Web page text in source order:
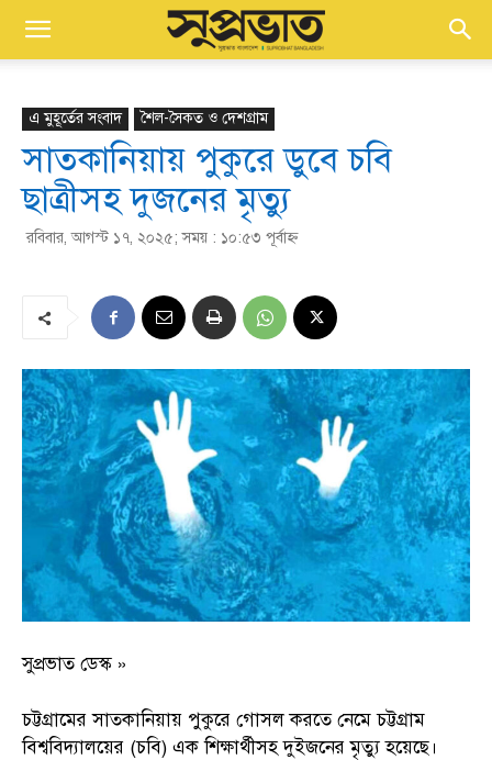
এ মুহূর্তের সংবাদ শৈল-সৈকত ও দেশগ্রাম
সাতকানিয়ায় পুকুরে ডুবে চবি
ছাত্রীসহ দুজনের মৃত্যু
রবিবার, আগস্ট ১৭, ২০২৫; সময় : ১০:৫৩ পূর্বাহ্ণ
সুপ্রভাত ডেস্ক »
চট্টগ্রামের সাতকানিয়ায় পুকুরে গোসল করতে নেমে চট্টগ্রাম
বিশ্ববিদ্যালয়ের (চবি) এক শিক্ষার্থীসহ দুইজনের মৃত্যু হয়েছে।